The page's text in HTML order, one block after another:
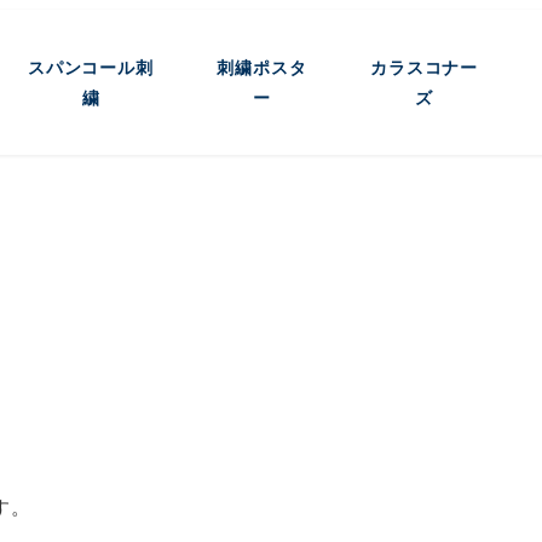
スパンコール刺
繍
刺繍ポスタ
ー
カラスコナー
ズ